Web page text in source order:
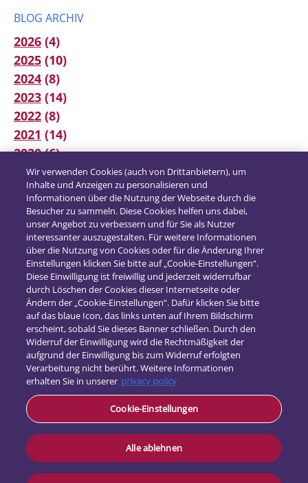
BLOG ARCHIV
2026 (4)
2025 (10)
2024 (8)
2023 (14)
2022 (8)
2021 (14)
2020(6)
2019(12)
2018(16)
2017(21)
Kontakt
Datenschutz
Impressum
Wir verwenden Cookies (auch von Drittanbietern), um
Inhalte und Anzeigen zu personalisieren und
Informationen über die Nutzung der Webseite durch die
Besucher zu sammeln. Diese Cookies helfen uns dabei,
unser Angebot zu verbessern und für Sie als Nutzer
interessanter auszugestalten. Für weitere Informationen
über die Nutzung von Cookies oder für die Änderung Ihrer
Einstellungen klicken Sie bitte auf „Cookie-Einstellungen“.
Diese Einwilligung ist freiwillig und jederzeit widerrufbar
durch Löschen der Cookies dieser Internetseite oder
Ändern der „Cookie-Einstellungen“. Dafür klicken Sie bitte
auf das blaue Icon, das links unten auf Ihrem Bildschirm
erscheint, sobald Sie dieses Banner schließen. Durch den
Widerruf der Einwilligung wird die Rechtmäßigkeit der
aufgrund der Einwilligung bis zum Widerruf erfolgten
Verarbeitung nicht berührt. Weitere Informationen
erhalten Sie in unserer privacy policy
Cookie-Einstellungen
Alle ablehnen